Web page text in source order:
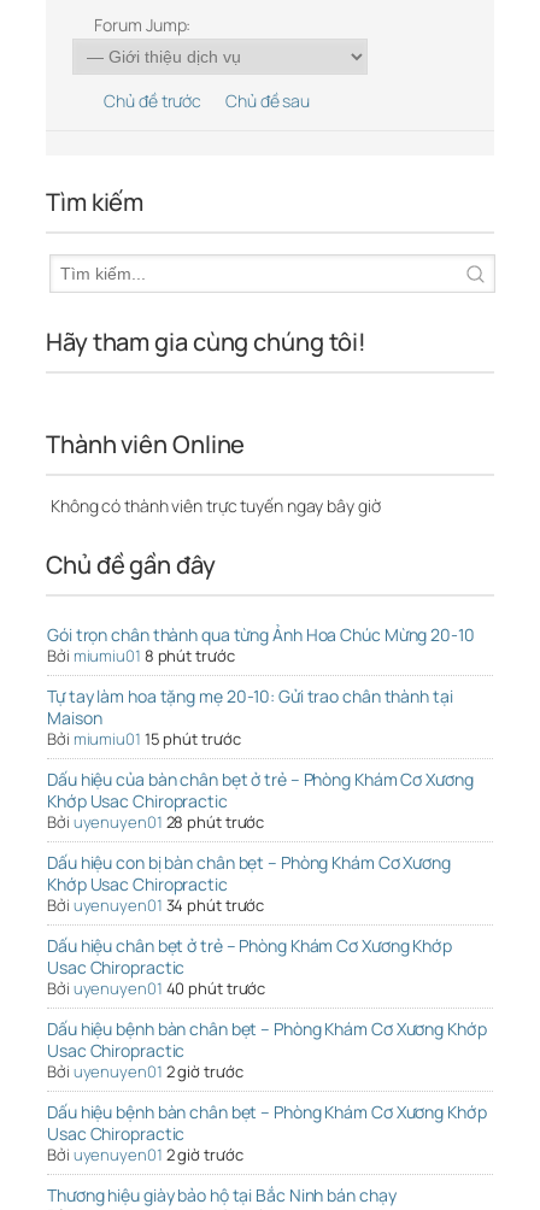
Forum Jump:
Chủ đề trước Chủ đề sau
Tìm kiếm
Hãy tham gia cùng chúng tôi!
Thành viên Online
Không có thành viên trực tuyến ngay bây giờ
Chủ đề gần đây
Gói trọn chân thành qua từng Ảnh Hoa Chúc Mừng 20-10
Bởi miumiu01 8 phút trước
Tự tay làm hoa tặng mẹ 20-10: Gửi trao chân thành tại
Maison
Bởi miumiu01 15 phút trước
Dấu hiệu của bàn chân bẹt ở trẻ – Phòng Khám Cơ Xương
Khớp Usac Chiropractic
Bởi uyenuyen01 28 phút trước
Dấu hiệu con bị bàn chân bẹt – Phòng Khám Cơ Xương
Khớp Usac Chiropractic
Bởi uyenuyen01 34 phút trước
Dấu hiệu chân bẹt ở trẻ – Phòng Khám Cơ Xương Khớp
Usac Chiropractic
Bởi uyenuyen01 40 phút trước
Dấu hiệu bệnh bàn chân bẹt – Phòng Khám Cơ Xương Khớp
Usac Chiropractic
Bởi uyenuyen01 2 giờ trước
Dấu hiệu bệnh bàn chân bẹt – Phòng Khám Cơ Xương Khớp
Usac Chiropractic
Bởi uyenuyen01 2 giờ trước
Thương hiệu giày bảo hộ tại Bắc Ninh bán chạy